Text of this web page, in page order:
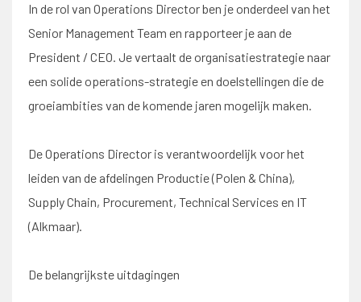
In de rol van Operations Director ben je onderdeel van het
Senior Management Team en rapporteer je aan de
President / CEO. Je vertaalt de organisatiestrategie naar
een solide operations-strategie en doelstellingen die de
groeiambities van de komende jaren mogelijk maken.
De Operations Director is verantwoordelijk voor het
leiden van de afdelingen Productie (Polen & China),
Supply Chain, Procurement, Technical Services en IT
(Alkmaar).
De belangrijkste uitdagingen